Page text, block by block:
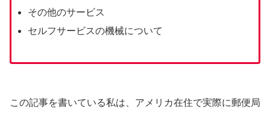
その他のサービス
セルフサービスの機械について
この記事を書いている私は、アメリカ在住で実際に郵便局